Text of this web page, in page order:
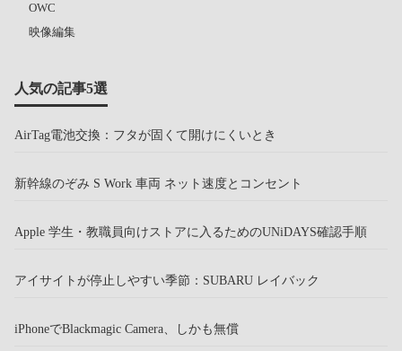
OWC
映像編集
人気の記事5選
AirTag電池交換：フタが固くて開けにくいとき
新幹線のぞみ S Work 車両 ネット速度とコンセント
Apple 学生・教職員向けストアに入るためのUNiDAYS確認手順
アイサイトが停止しやすい季節：SUBARU レイバック
iPhoneでBlackmagic Camera、しかも無償